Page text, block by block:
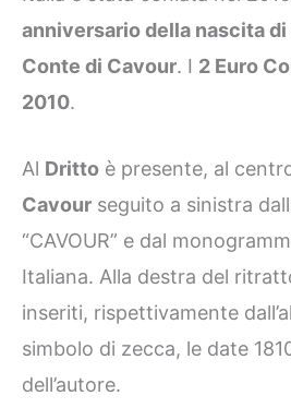
anniversario della nascita di
Conte di Cavour. I 2 Euro
2010.
Al Dritto è presente, al
Cavour seguito a sinistra
“CAVOUR” e dal
Italiana. Alla destra del
inseriti, rispettivamente
simbolo di zecca, le date
dell’autore.